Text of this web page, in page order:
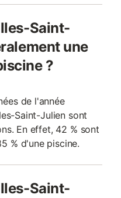
Saint-
une
?
de l'année
Saint-Julien sont
En effet, 42 % sont
% d'une piscine.
Saint-